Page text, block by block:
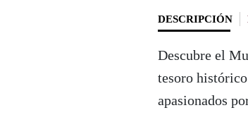
DESCRIPCIÓN
Descubre el
tesoro
apasionados